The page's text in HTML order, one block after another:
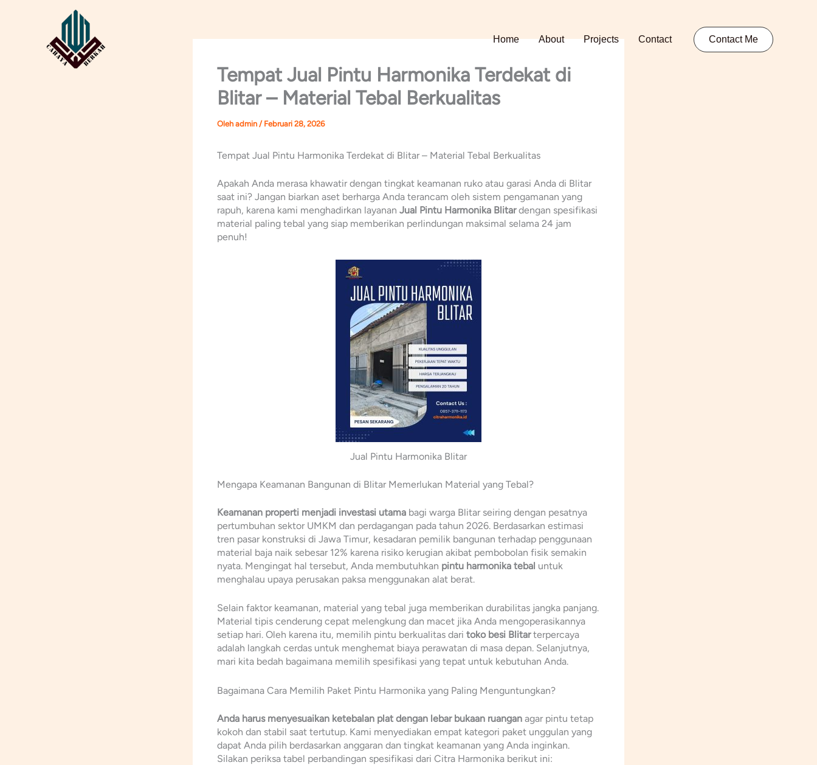
Home About Projects Contact Contact Me
Tempat Jual Pintu Harmonika Terdekat di
Blitar – Material Tebal Berkualitas
Oleh admin / Februari 28, 2026
Tempat Jual Pintu Harmonika Terdekat di Blitar – Material Tebal Berkualitas
Apakah Anda merasa khawatir dengan tingkat keamanan ruko atau garasi Anda di Blitar
saat ini? Jangan biarkan aset berharga Anda terancam oleh sistem pengamanan yang
rapuh, karena kami menghadirkan layanan Jual Pintu Harmonika Blitardengan spesifikasi
material paling tebal yang siap memberikan perlindungan maksimal selama 24 jam
penuh!
Jual Pintu Harmonika Blitar
Mengapa Keamanan Bangunan di Blitar Memerlukan Material yang Tebal?
Keamanan properti menjadi investasi utama bagi warga Blitar seiring dengan pesatnya
pertumbuhan sektor UMKM dan perdagangan pada tahun 2026. Berdasarkan estimasi
tren pasar konstruksi di Jawa Timur, kesadaran pemilik bangunan terhadap penggunaan
material baja naik sebesar 12% karena risiko kerugian akibat pembobolan fisik semakin
nyata. Mengingat hal tersebut, Anda membutuhkan pintu harmonika tebal untuk
menghalau upaya perusakan paksa menggunakan alat berat.
Selain faktor keamanan, material yang tebal juga memberikan durabilitas jangka panjang.
Material tipis cenderung cepat melengkung dan macet jika Anda mengoperasikannya
setiap hari. Oleh karena itu, memilih pintu berkualitas dari toko besi Blitarterpercaya
adalah langkah cerdas untuk menghemat biaya perawatan di masa depan. Selanjutnya,
mari kita bedah bagaimana memilih spesifikasi yang tepat untuk kebutuhan Anda.
Bagaimana Cara Memilih Paket Pintu Harmonika yang Paling Menguntungkan?
Anda harus menyesuaikan ketebalan plat dengan lebar bukaan ruangan agar pintu tetap
kokoh dan stabil saat tertutup. Kami menyediakan empat kategori paket unggulan yang
dapat Anda pilih berdasarkan anggaran dan tingkat keamanan yang Anda inginkan.
Silakan periksa tabel perbandingan spesifikasi dari Citra Harmonika berikut ini: